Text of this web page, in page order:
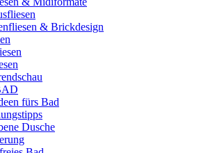
& Brickdesign
fürs Bad
Dusche